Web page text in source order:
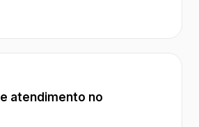
atendimento no